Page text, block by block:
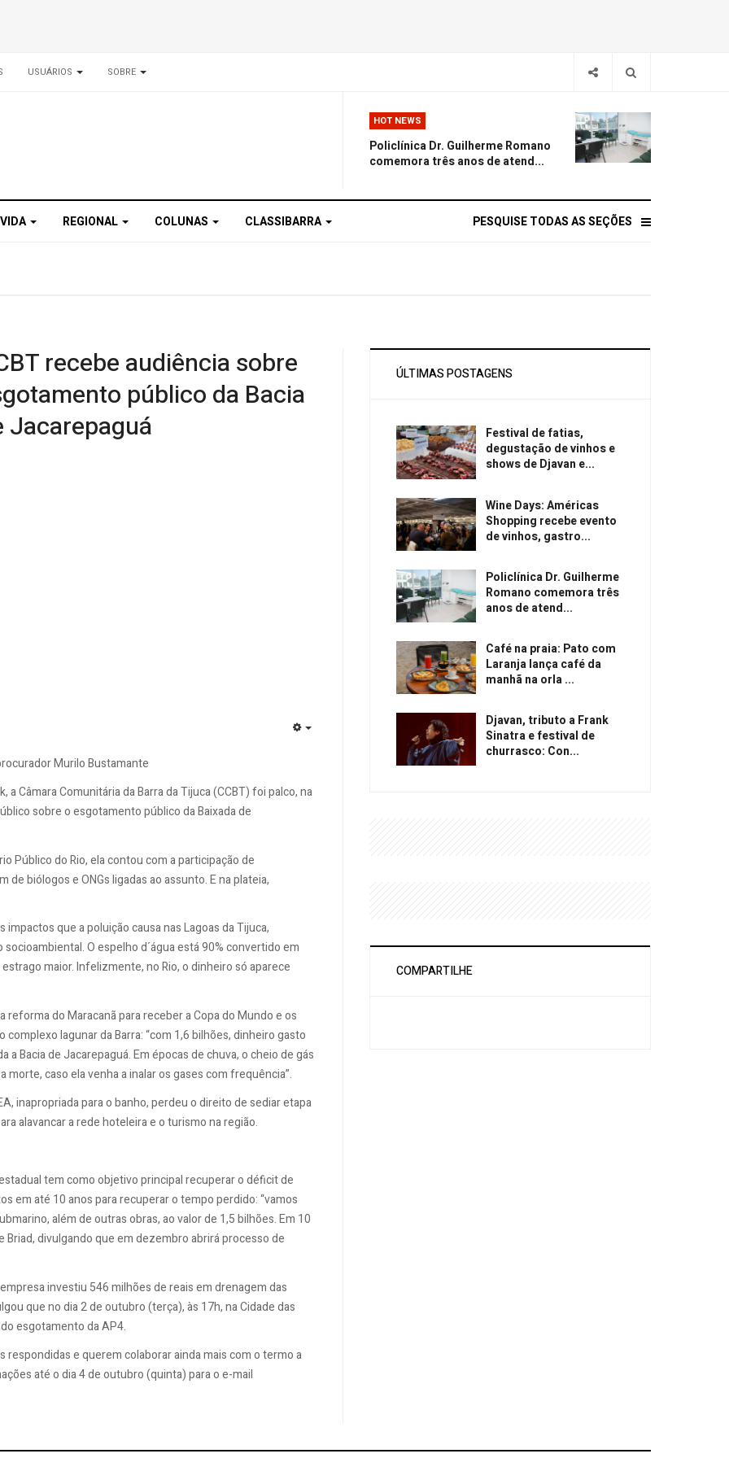
USUÁRIOS SOBRE
HOT NEWS
Policlínica Dr. Guilherme Romano
comemora três anos de atend...
REGIONAL COLUNAS CLASSIBARRA PESQUISE TODAS AS SEÇÕES
recebe audiência sobre
público da Bacia
Jacarepaguá
Murilo Bustamante
Câmara Comunitária da Barra da Tijuca (CCBT) foi palco, na
sobre o esgotamento público da Baixada de
Público do Rio, ela contou com a participação de
biólogos e ONGs ligadas ao assunto. E na plateia,
que a poluição causa nas Lagoas da Tijuca,
O espelho d´água está 90% convertido em
maior. Infelizmente, no Rio, o dinheiro só aparece
do Maracanã para receber a Copa do Mundo e os
lagunar da Barra: “com 1,6 bilhões, dinheiro gasto
Bacia de Jacarepaguá. Em épocas de chuva, o cheio de gás
caso ela venha a inalar os gases com frequência”.
inapropriada para o banho, perdeu o direito de sediar etapa
alavancar a rede hoteleira e o turismo na região.
tem como objetivo principal recuperar o déficit de
em até 10 anos para recuperar o tempo perdido: “vamos
além de outras obras, ao valor de 1,5 bilhões. Em 10
divulgando que em dezembro abrirá processo de
investiu 546 milhões de reais em drenagem das
que no dia 2 de outubro (terça), às 17h, na Cidade das
esgotamento da AP4.
e querem colaborar ainda mais com o termo a
até o dia 4 de outubro (quinta) para o e-mail
ÚLTIMAS POSTAGENS
Festival de fatias,
degustação de vinhos e
shows de Djavan e...
Wine Days: Américas
Shopping recebe evento
de vinhos, gastro...
Policlínica Dr. Guilherme
Romano comemora três
anos de atend...
Café na praia: Pato com
Laranja lança café da
manhã na orla ...
Djavan, tributo a Frank
Sinatra e festival de
churrasco: Con...
COMPARTILHE